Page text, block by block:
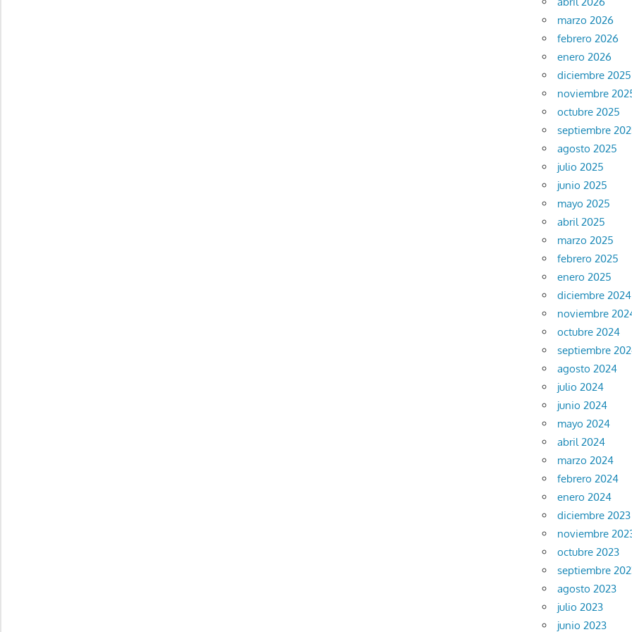
marzo 2026
febrero 2026
enero 2026
diciembre 2025
noviembre
octubre 2025
septiembre
agosto 2025
julio 2025
junio 2025
mayo 2025
abril 2025
marzo 2025
febrero 2025
enero 2025
diciembre 2024
noviembre
octubre 2024
septiembre
agosto 2024
julio 2024
junio 2024
mayo 2024
abril 2024
marzo 2024
febrero 2024
enero 2024
diciembre 2023
noviembre
octubre 2023
septiembre
agosto 2023
julio 2023
junio 2023